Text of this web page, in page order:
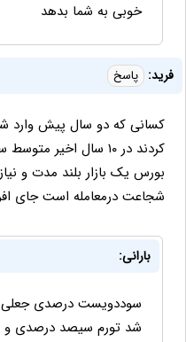
خوبی به شما بدهد
فرید: پاسخ
بورس یک بازار بلند مدت و
شجاعت درمعامله است جای
بارانی:
سوددویست درصدی جعلی
شد تورم سیصد درصدی